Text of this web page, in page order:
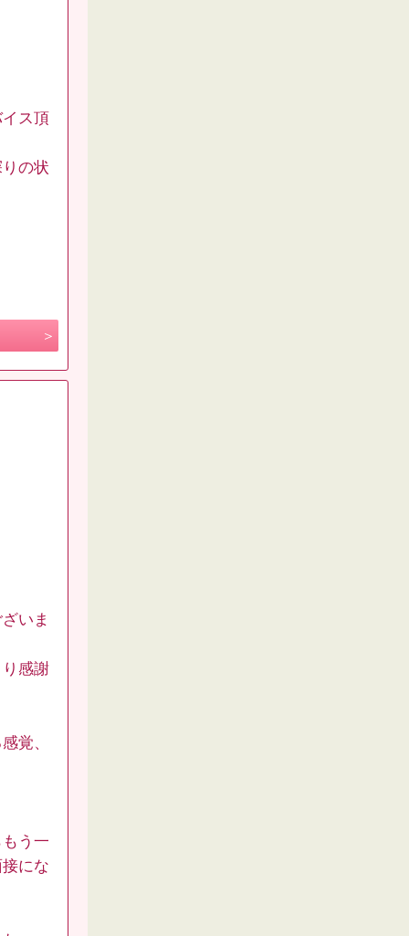
ス頂
の状
いま
感謝
覚、
う一
にな